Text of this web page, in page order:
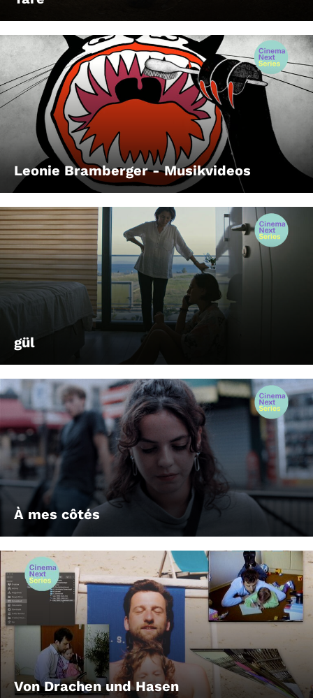
Leonie Bramberger - Musikvideos
gül
À mes côtés
Von Drachen und Hasen